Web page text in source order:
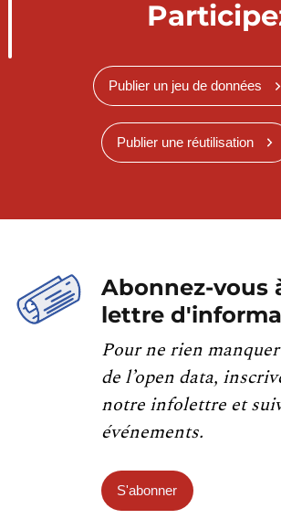
Publier un jeu de données
Publier une réutilisation
Abonnez-vous
lettre
Pour ne rien
de l’open data,
notre infolettre et
événements.
S'abonner